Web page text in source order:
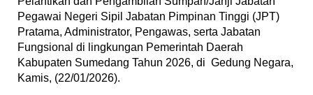
Pegawai Negeri Sipil Jabatan Pimpinan Tinggi (JPT)
Pratama, Administrator, Pengawas, serta Jabatan
Fungsional di lingkungan Pemerintah Daerah
Kabupaten Sumedang Tahun 2026, di Gedung Negara,
Kamis, (22/01/2026).